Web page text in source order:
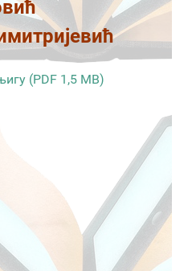
(PDF 1,5 MB)